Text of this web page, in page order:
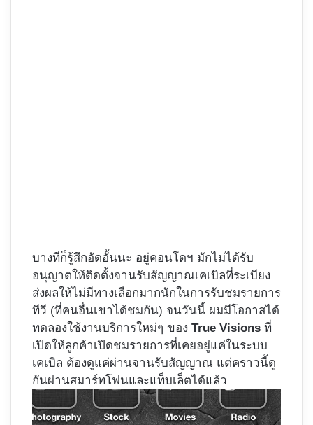
บางทีก็รู้สึกอัดอั้นนะ อยู่คอนโดฯ มักไม่ได้รับ
อนุญาตให้ติดตั้งจานรับสัญญาณเคเบิลที่ระเบียง
ส่งผลให้ไม่มีทางเลือกมากนักในการรับชมรายการ
ทีวี (ที่คนอื่นเขาได้ชมกัน) จนวันนี้ ผมมีโอกาสได้
ทดลองใช้งานบริการใหม่ๆ ของ True Visions ที่
เปิดให้ลูกค้าเปิดชมรายการที่เคยอยู่แค่ในระบบ
เคเบิล ต้องดูแค่ผ่านจานรับสัญญาณ แต่คราวนี้ดู
กันผ่านสมาร์ทโฟนและแท็บเล็ตได้แล้ว